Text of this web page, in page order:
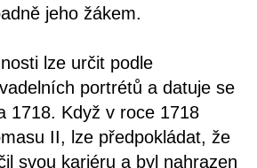
jeho žákem.
lze určit podle
portrétů a datuje se
1718. Když v roce 1718
II, lze předpokládat, že
svou kariéru a byl nahrazen